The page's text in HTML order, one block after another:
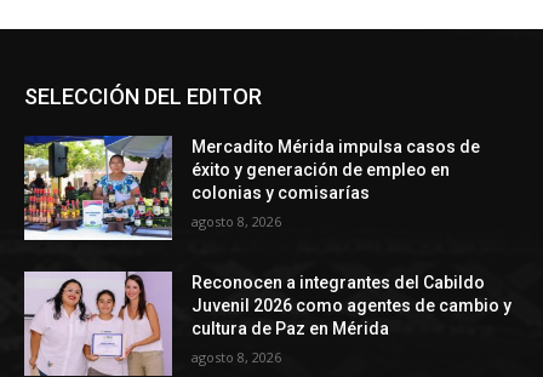
SELECCIÓN DEL EDITOR
Mercadito Mérida impulsa casos de
éxito y generación de empleo en
colonias y comisarías
agosto 8, 2026
Reconocen a integrantes del Cabildo
Juvenil 2026 como agentes de cambio y
cultura de Paz en Mérida
agosto 8, 2026